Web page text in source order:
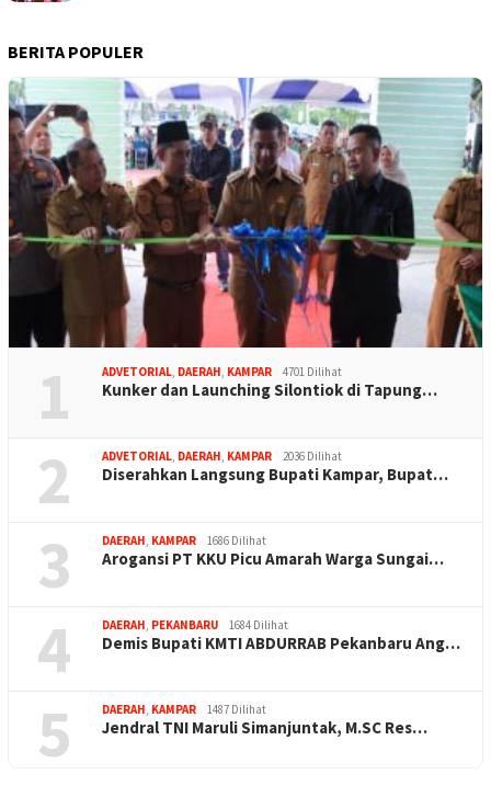
BERITA POPULER
1 ADVETORIAL, DAERAH, KAMPAR 4701 Dilihat
Kunker dan Launching Silontiok di Tapung…
2 ADVETORIAL, DAERAH, KAMPAR 2036 Dilihat
Diserahkan Langsung Bupati Kampar, Bupat…
3 DAERAH, KAMPAR 1686 Dilihat
Arogansi PT KKU Picu Amarah Warga Sungai…
4 DAERAH, PEKANBARU 1684 Dilihat
Demis Bupati KMTI ABDURRAB Pekanbaru Ang…
5 DAERAH, KAMPAR 1487 Dilihat
Jendral TNI Maruli Simanjuntak, M.SC Res…